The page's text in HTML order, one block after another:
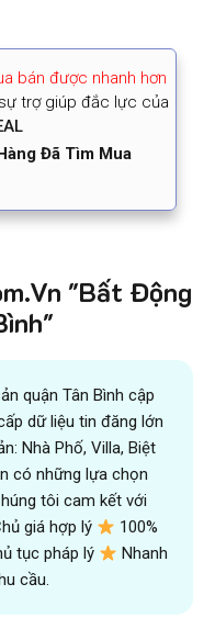
bán được nhanh hơn
trợ giúp đắc lực của
Đã Tìm Mua
"Bất Động
quận Tân Bình cập
dữ liệu tin đăng lớn
Nhà Phố, Villa, Biệt
có những lựa chọn
tôi cam kết với
giá hợp lý
100%
tục pháp lý
Nhanh
cầu.